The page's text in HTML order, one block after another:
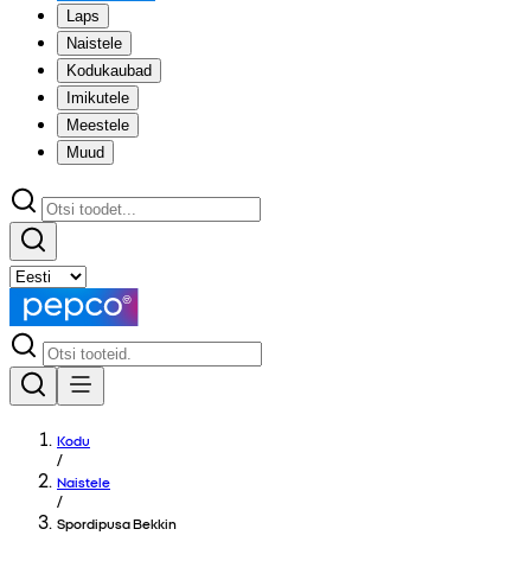
Laps
Naistele
Kodukaubad
Imikutele
Meestele
Muud
Kodu
/
Naistele
/
Spordipusa Bekkin